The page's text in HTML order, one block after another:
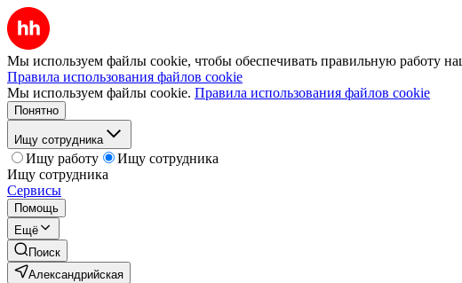
Мы используем файлы cookie, чтобы обеспечивать правильную работу
Правила использования файлов cookie
Мы используем файлы cookie. Правила использования файлов cookie
Понятно
Ищу сотрудника
Ищу работу
Ищу сотрудника
Ищу сотрудника
Сервисы
Помощь
Ещё
Поиск
Александрийская